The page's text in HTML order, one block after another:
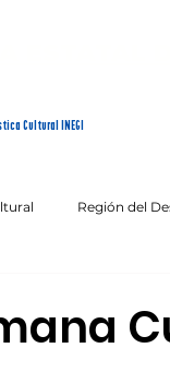
Cultural INEGI
Región del